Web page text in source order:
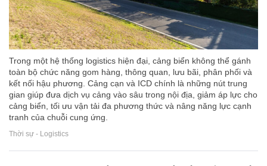
Trong một hệ thống logistics hiện đại, cảng biển không thể gánh
toàn bộ chức năng gom hàng, thông quan, lưu bãi, phân phối và
kết nối hậu phương. Cảng cạn và ICD chính là những nút trung
gian giúp đưa dịch vụ cảng vào sâu trong nội địa, giảm áp lực cho
cảng biển, tối ưu vận tải đa phương thức và nâng năng lực cạnh
tranh của chuỗi cung ứng.
Thời sự - Logistics